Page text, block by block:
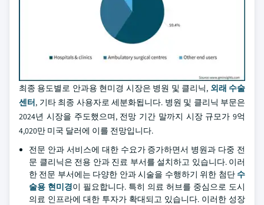
최종 용도별로 안과용 현미경 시장은 병원 및 클리닉, 외래 수술
센터, 기타 최종 사용자로 세분화됩니다. 병원 및 클리닉 부문은
2024년 시장을 주도했으며, 전망 기간 말까지 시장 규모가 9억
4,020만 미국 달러에 이를 전망입니다.
전문 안과 서비스에 대한 수요가 증가하면서 병원과 다중 전
문 클리닉은 전용 안과 진료 부서를 설치하고 있습니다. 이러
한 전문 부서에는 다양한 안과 시술을 수행하기 위한 첨단 수
술용 현미경이 필요합니다. 특히 의료 허브를 중심으로 도시
의료 인프라에 대한 투자가 확대되고 있습니다. 이러한 성장